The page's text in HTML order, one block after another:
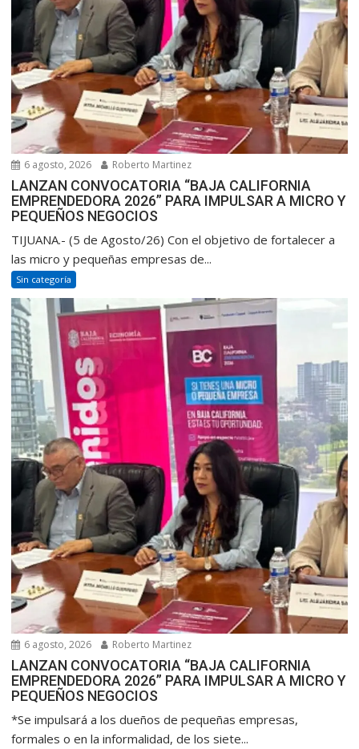
6 agosto, 2026 Roberto Martinez
LANZAN CONVOCATORIA “BAJA CALIFORNIA
EMPRENDEDORA 2026” PARA IMPULSAR A MICRO Y
PEQUEÑOS NEGOCIOS
TIJUANA.- (5 de Agosto/26) Con el objetivo de fortalecer a
las micro y pequeñas empresas de...
Sin categoría
6 agosto, 2026 Roberto Martinez
LANZAN CONVOCATORIA “BAJA CALIFORNIA
EMPRENDEDORA 2026” PARA IMPULSAR A MICRO Y
PEQUEÑOS NEGOCIOS
*Se impulsará a los dueños de pequeñas empresas,
formales o en la informalidad, de los siete...